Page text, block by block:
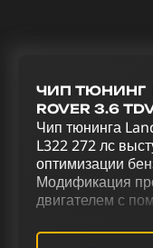
ЧИП ТЮНИНГ
ROVER 3.6
Чип тюнинга
L322 272 лс
оптимизации
Модификация
двигателем с
Комплексная